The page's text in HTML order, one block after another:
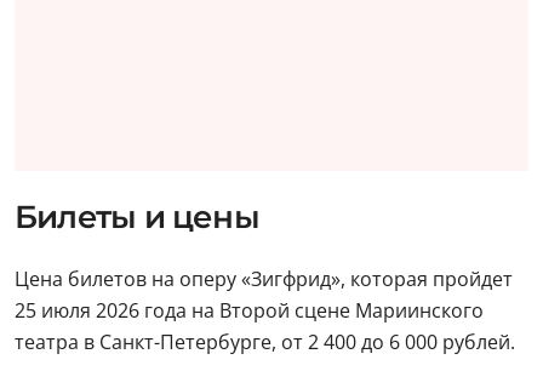
Билеты и цены
Цена билетов на оперу «Зигфрид», которая пройдет
25 июля 2026 года на Второй сцене Мариинского
театра в Санкт-Петербурге, от 2 400 до 6 000 рублей.